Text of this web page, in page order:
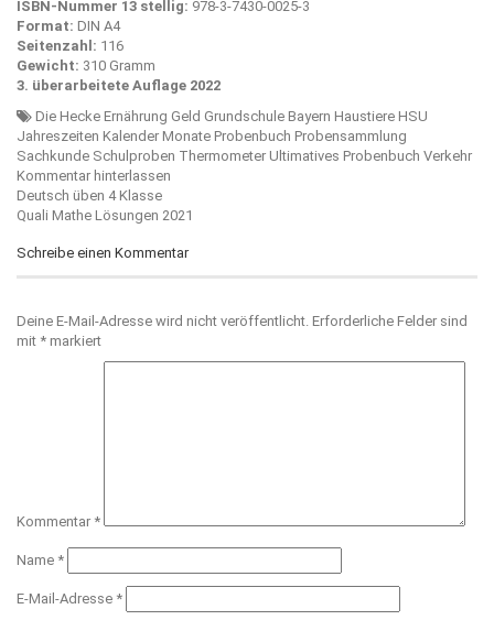
ISBN-Nummer 13 stellig: 978-3-7430-0025-3
Format: DIN A4
Seitenzahl: 116
Gewicht: 310 Gramm
3. überarbeitete Auflage 2022
Die Hecke Ernährung Geld Grundschule Bayern Haustiere HSU
Jahreszeiten Kalender Monate Probenbuch Probensammlung
Sachkunde Schulproben Thermometer Ultimatives Probenbuch Verkehr
Kommentar hinterlassen
Beitragsnavigation
Deutsch üben 4 Klasse
Quali Mathe Lösungen 2021
Schreibe einen Kommentar
Deine E-Mail-Adresse wird nicht veröffentlicht. Erforderliche Felder sind
mit * markiert
Kommentar *
Name *
E-Mail-Adresse *